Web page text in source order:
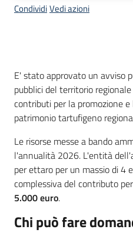
cifre
su
CondividiVedi azioni
Descrizione
E' stato approvato un avviso
pubblici del territorio
contributi per la promozione
patrimonio tartufigeno
Le risorse messe a bando
l'annualità 2026. L'entità
per ettaro per un massio di 4
complessiva del contributo
5.000 euro.
Chi può fare